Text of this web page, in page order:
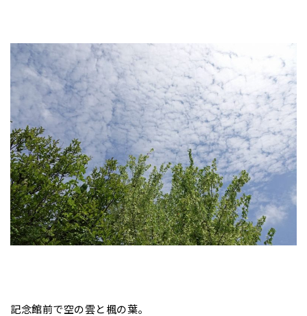
記念館前で空の雲と楓の葉。